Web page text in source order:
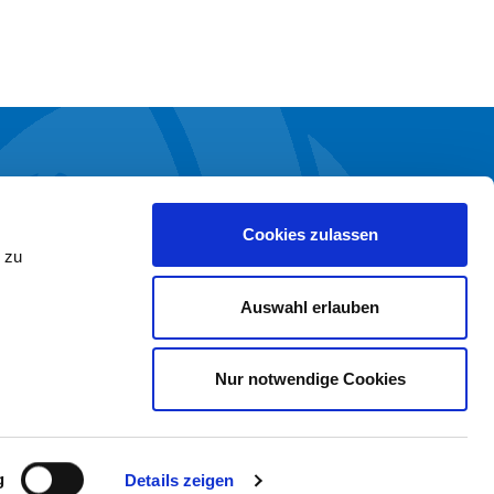
zu
Details zeigen
Cookies zulassen
Auswahl erlauben
Nur notwendige Cookies
Ambulant